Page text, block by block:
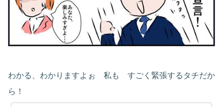
わかる、わかりますよぉ 私も すごく緊張するタチだか
ら！